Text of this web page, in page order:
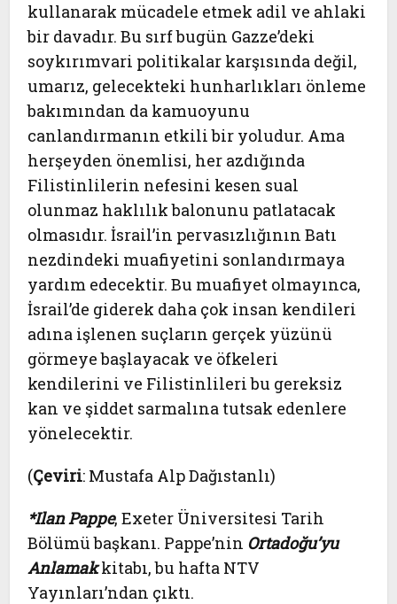
kullanarak mücadele etmek adil ve ahlaki
bir davadır. Bu sırf bugün Gazze’deki
soykırımvari politikalar karşısında değil,
umarız, gelecekteki hunharlıkları önleme
bakımından da kamuoyunu
canlandırmanın etkili bir yoludur. Ama
herşeyden önemlisi, her azdığında
Filistinlilerin nefesini kesen sual
olunmaz haklılık balonunu patlatacak
olmasıdır. İsrail’in pervasızlığının Batı
nezdindeki muafiyetini sonlandırmaya
yardım edecektir. Bu muafiyet olmayınca,
İsrail’de giderek daha çok insan kendileri
adına işlenen suçların gerçek yüzünü
görmeye başlayacak ve öfkeleri
kendilerini ve Filistinlileri bu gereksiz
kan ve şiddet sarmalına tutsak edenlere
yönelecektir.
(Çeviri: Mustafa Alp Dağıstanlı)
*Ilan Pappe, Exeter Üniversitesi Tarih
Bölümü başkanı. Pappe’nin Ortadoğu’yu
Anlamakkitabı, bu hafta NTV
Yayınları’ndan çıktı.